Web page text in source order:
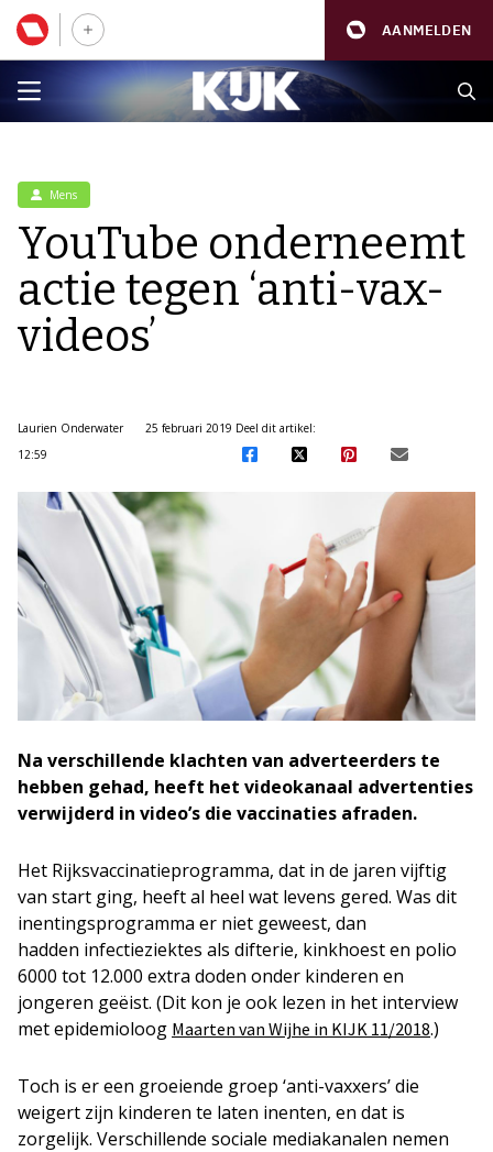
AANMELDEN
Mens
YouTube onderneemt
actie tegen ‘anti-vax-
videos’
Laurien Onderwater
25 februari 2019
12:59
Deel dit artikel:
Na verschillende klachten van adverteerders te
hebben gehad, heeft het videokanaal advertenties
verwijderd in video’s die vaccinaties afraden.
Het Rijksvaccinatieprogramma, dat in de jaren vijftig
van start ging, heeft al heel wat levens gered. Was dit
inentingsprogramma er niet geweest, dan
hadden infectieziektes als difterie, kinkhoest en polio
6000 tot 12.000 extra doden onder kinderen en
jongeren geëist. (Dit kon je ook lezen in het interview
met epidemioloog Maarten van Wijhe in KIJK 11/2018.)
Toch is er een groeiende groep ‘anti-vaxxers’ die
weigert zijn kinderen te laten inenten, en dat is
zorgelijk. Verschillende sociale mediakanalen nemen